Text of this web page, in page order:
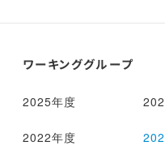
ワーキンググループ
2025年度
2022年度